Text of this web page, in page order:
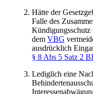
Hätte der
Falle des
Kündigungsschutz
dem VBG
ausdrücklich
§ 8 Abs 5 Satz 2
Lediglich eine